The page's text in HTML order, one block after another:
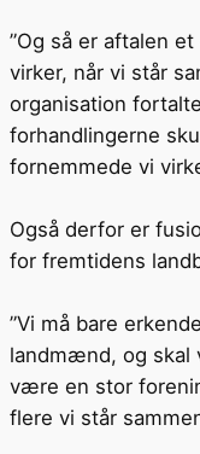
”Og så er aftalen
virker, når vi står
organisation
forhandlingerne
fornemmede vi
Også derfor er
for fremtidens
”Vi må bare
landmænd, og skal
være en stor
flere vi står